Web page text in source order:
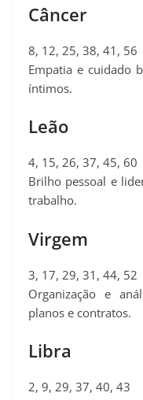
Câncer
8, 12, 25, 38, 41, 56
Empatia e cuidado
íntimos.
Leão
4, 15, 26, 37, 45, 60
Brilho pessoal e
trabalho.
Virgem
3, 17, 29, 31, 44, 52
Organização e
planos e contratos.
Libra
2, 9, 29, 37, 40, 43